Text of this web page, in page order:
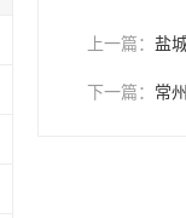
上一篇： 盐
下一篇： 常